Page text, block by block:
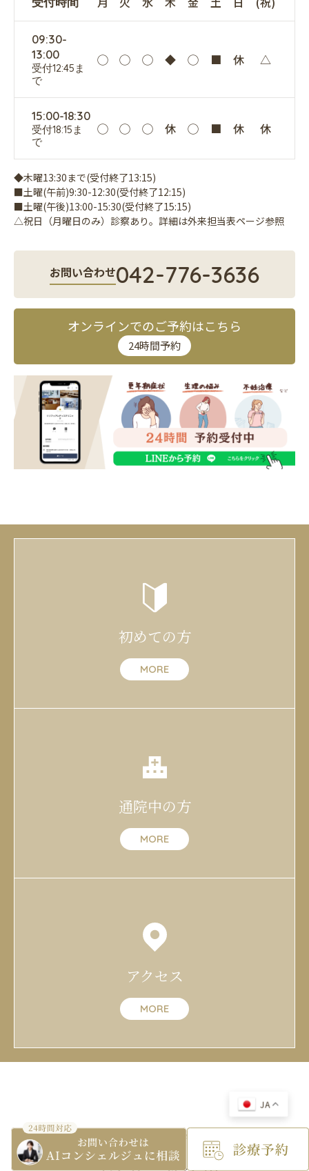
09:30-
13:00
受付12:45ま
で
◯ ◯ ◯ ◆ ◯ ■ 休 △
15:00-18:30
受付18:15ま
で
◯ ◯ ◯ 休 ◯ ■ 休 休
◆木曜13:30まで(受付終了13:15)
■土曜(午前)9:30-12:30(受付終了12:15)
■土曜(午後)13:00-15:30(受付終了15:15)
△祝日（月曜日のみ）診察あり。詳細は外来担当表ページ参照
お問い合わせ042-776-3636
オンラインでのご予約はこちら
24時間予約
初めての方
MORE
通院中の方
MORE
アクセス
MORE
THEREASONWHY IT WAS CHOSEN
JA